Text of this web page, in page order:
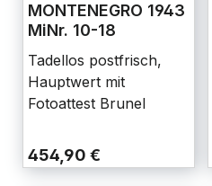
MONTENEGRO 1943
MiNr. 10-18
Tadellos postfrisch,
Hauptwert mit
Fotoattest Brunel
454,90 €